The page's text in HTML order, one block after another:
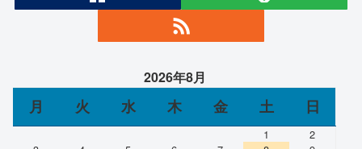
2026年8月
月 火 水 木 金 土 日
1
2